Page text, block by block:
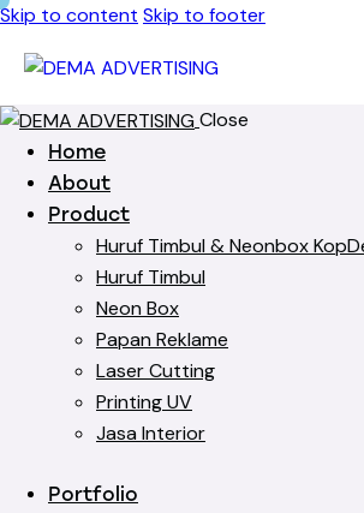
Skip to content Skip to footer
Close
Home
About
Product
Huruf Timbul & Neonbox
Huruf Timbul
Neon Box
Papan Reklame
Laser Cutting
Printing UV
Jasa Interior
Portfolio